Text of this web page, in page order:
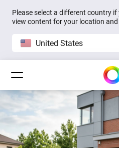
Please select a different country
view content for your location and
United States